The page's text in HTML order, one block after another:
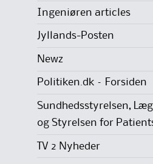
Ingeniøren articles
Jyllands-Posten
Newz
Politiken.dk – Forsiden
Sundhedsstyrelsen,
og Styrelsen for
TV 2 Nyheder